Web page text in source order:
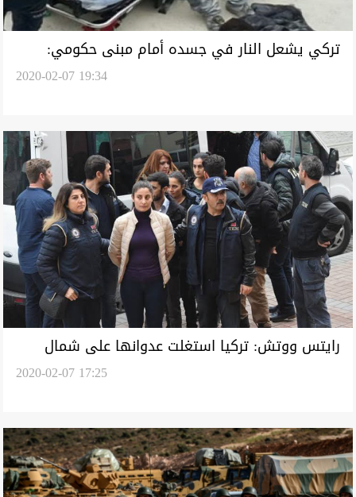
تركي يشعل النار في جسده أمام مبنى حكومي:
2020-02-07 19:34
رايتس ووتش: تركيا استغلت عدوانها على شمال
2020-02-07 17:25